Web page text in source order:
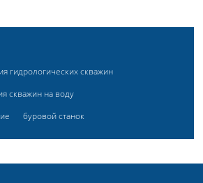
гидрологических скважин
скважин на воду
буровой станок